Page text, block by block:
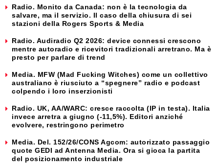
Radio. Monito da Canada: non è la tecnologia da
salvare, ma il servizio. Il caso della chiusura di sei
stazioni della Rogers Sports & Media
Radio. Audiradio Q2 2026: device connessi crescono
mentre autoradio e ricevitori tradizionali arretrano. Ma è
presto per parlare di trend
Media. MFW (Mad Fucking Witches) come un collettivo
australiano è riusciuto a “spegnere” radio e podcast
colpendo i loro inserzionisti
Radio. UK, AA/WARC: cresce raccolta (IP in testa). Italia
invece arretra a giugno (-11,5%). Editori anziché
evolvere, restringono perimetro
Media. Del. 152/26/CONS Agcom: autorizzato passaggio
quote GEDI ad Antenna Media. Ora si gioca la partita
del posizionamento industriale